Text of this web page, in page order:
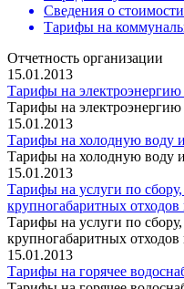
Сведения о
Тарифы на
Отчетность организации
15.01.2013
Тарифы на электроэнергию
Тарифы на электроэнергию
15.01.2013
Тарифы на холодную воду
Тарифы на холодную воду
15.01.2013
Тарифы на услуги по
крупногабаритных отходов
Тарифы на услуги по
крупногабаритных отходов
15.01.2013
Тарифы на горячее